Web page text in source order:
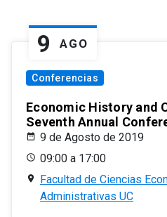
9 AGO
Conferencias
Economic History and
Seventh Annual
9 de Agosto de 2019
09:00 a 17:00
Facultad de Ciencias
Administrativas UC